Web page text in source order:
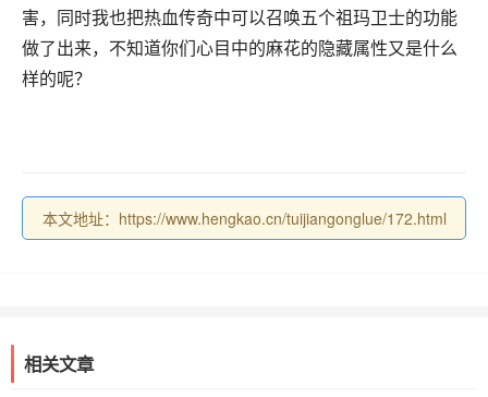
害，同时我也把热血传奇中可以召唤五个祖玛卫士的功能
做了出来，不知道你们心目中的麻花的隐藏属性又是什么
样的呢？
本文地址：https://www.hengkao.cn/tuijiangonglue/172.html
相关文章